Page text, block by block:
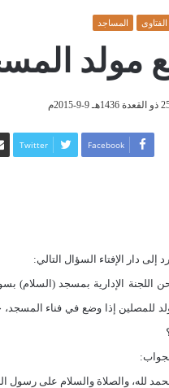
الفتاوى المساجد
مولد
Facebook
Twitter
إلى دار الإفتاء السؤال التالي:
اللجنة الإدارية بمسجد (السلام)
للمصلين إذا وضع في فناء
لله، والصلاة والسلام على رسول